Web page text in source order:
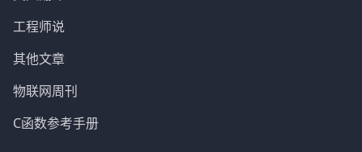
工程师说
其他文章
物联网周刊
C函数参考手册